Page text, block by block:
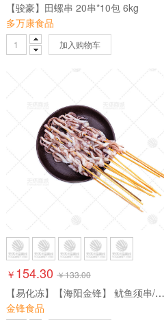
【骏豪】田螺串 20串*10包 6kg
多万康食品
加入购物车
￥ 154.30 ￥133.00
【易化冻】【海阳金锋】 鱿鱼须串/鱿鱼头串 多规格 【高温易化冻，介意勿拍】
金锋食品